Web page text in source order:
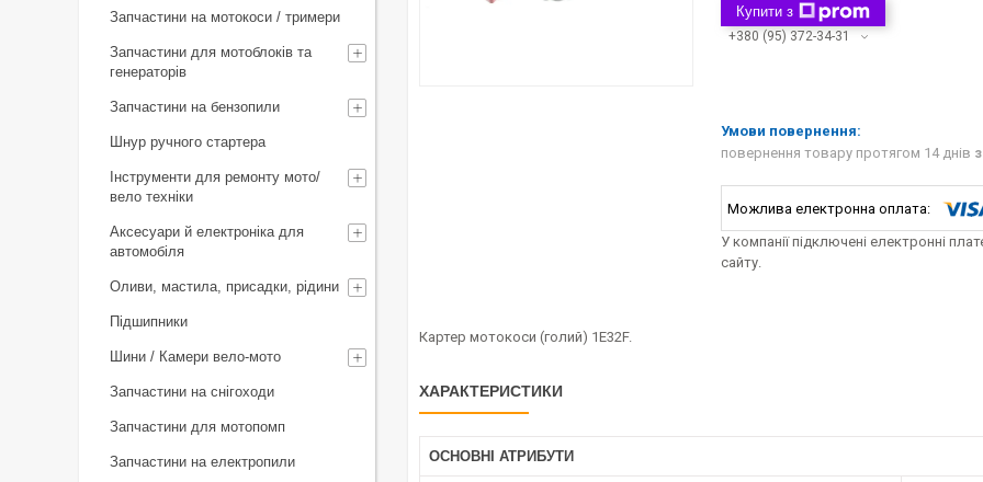
Купити з
+380 (95) 372-34-31
повернення товару протягом 14 днів
У компанії підключені електронні
сайту.
Картер мотокоси (голий) 1E32F.
ХАРАКТЕРИСТИКИ
ОСНОВНІ АТРИБУТИ
Запчастини на мотокоси / тримери
Запчастини для мотоблоків та
генераторів
Запчастини на бензопили
Шнур ручного стартера
Інструменти для ремонту мото/
вело техніки
Аксесуари й електроніка для
автомобіля
Оливи, мастила, присадки, рідини
Підшипники
Шини / Камери вело-мото
Запчастини на снігоходи
Запчастини для мотопомп
Запчастини на електропили